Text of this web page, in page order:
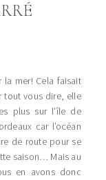
la mer! Cela faisait
tout vous dire, elle
plus sur l’île de
car l’océan
de route pour se
saison… Mais au
en avons donc